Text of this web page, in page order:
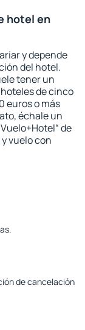
hotel en
y depende
del hotel.
tener un
de cinco
euros o más
échale un
de
vuelo con
de cancelación